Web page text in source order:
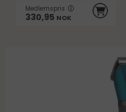
Medlemspris
330,95 NOK